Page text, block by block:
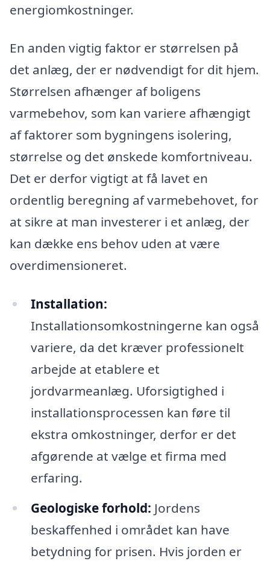
energiomkostninger.
En anden vigtig faktor er størrelsen på
det anlæg, der er nødvendigt for dit hjem.
Størrelsen afhænger af boligens
varmebehov, som kan variere afhængigt
af faktorer som bygningens isolering,
størrelse og det ønskede komfortniveau.
Det er derfor vigtigt at få lavet en
ordentlig beregning af varmebehovet, for
at sikre at man investerer i et anlæg, der
kan dække ens behov uden at være
overdimensioneret.
Installation:
Installationsomkostningerne kan også
variere, da det kræver professionelt
arbejde at etablere et
jordvarmeanlæg. Uforsigtighed i
installationsprocessen kan føre til
ekstra omkostninger, derfor er det
afgørende at vælge et firma med
erfaring.
Geologiske forhold: Jordens
beskaffenhed i området kan have
betydning for prisen. Hvis jorden er